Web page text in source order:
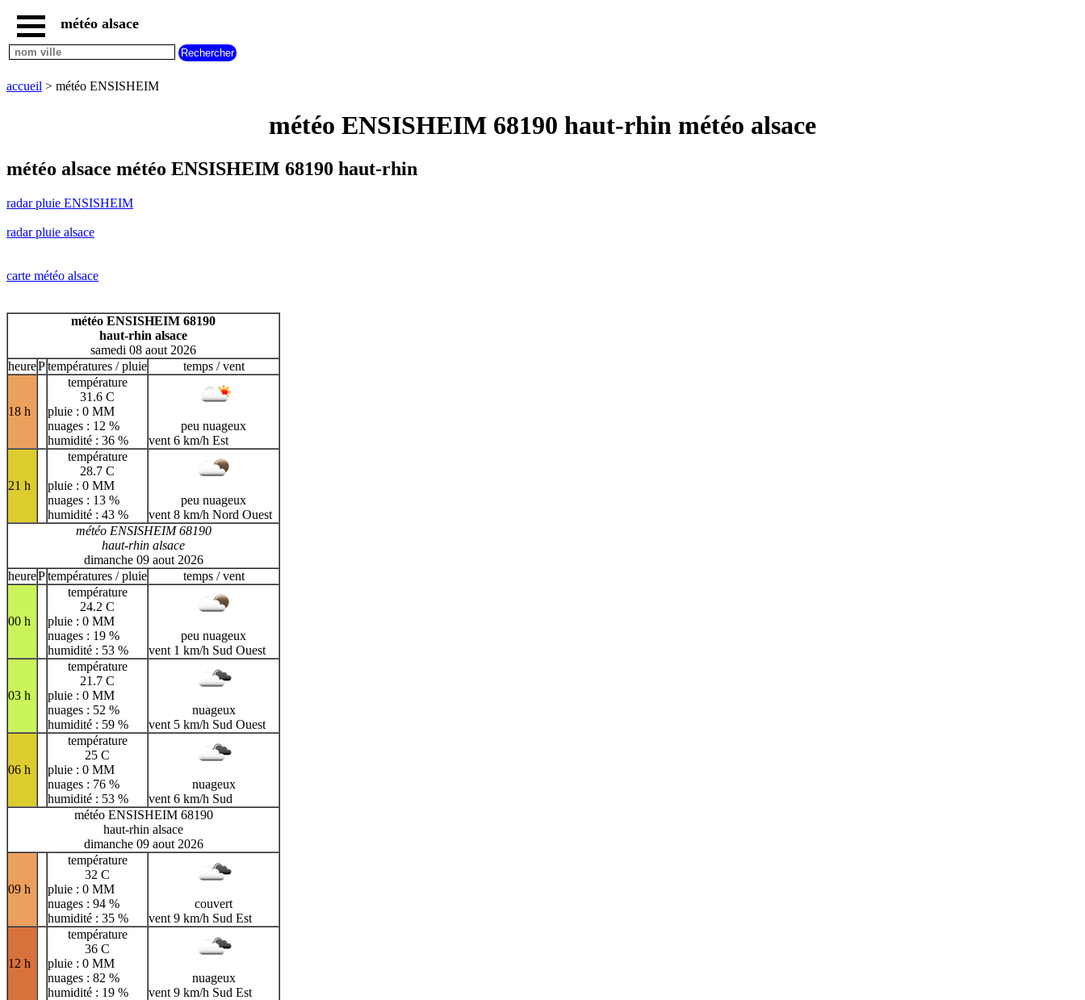
accueil
radar
ENSISHEIM
radar
pluie
carte
météo
france
villes
F
G
H
I J K L M
N
R S T
U
V
W X Y Z
météo alsace
accueil > météo ENSISHEIM
météo ENSISHEIM 68190 haut-rhin météo alsace
météo alsace météo ENSISHEIM 68190 haut-rhin
radar pluie ENSISHEIM
radar pluie alsace
carte météo alsace
météo ENSISHEIM 68190
haut-rhin alsace
samedi 08 aout 2026
heurePtempératures / pluie temps / vent
18 h
température
31.6 C
pluie : 0 MM
nuages : 12 %
humidité : 36 %
peu nuageux
vent 6 km/h Est
21 h
température
28.7 C
pluie : 0 MM
nuages : 13 %
humidité : 43 %
peu nuageux
vent 8 km/h Nord Ouest
météo ENSISHEIM 68190
haut-rhin alsace
dimanche 09 aout 2026
heurePtempératures / pluie temps / vent
00 h
température
24.2 C
pluie : 0 MM
nuages : 19 %
humidité : 53 %
peu nuageux
vent 1 km/h Sud Ouest
03 h
température
21.7 C
pluie : 0 MM
nuages : 52 %
humidité : 59 %
nuageux
vent 5 km/h Sud Ouest
06 h
température
25 C
pluie : 0 MM
nuages : 76 %
humidité : 53 %
nuageux
vent 6 km/h Sud
météo ENSISHEIM 68190
haut-rhin alsace
dimanche 09 aout 2026
09 h
température
32 C
pluie : 0 MM
nuages : 94 %
humidité : 35 %
couvert
vent 9 km/h Sud Est
12 h
température
36 C
pluie : 0 MM
nuages : 82 %
humidité : 19 %
nuageux
vent 9 km/h Sud Est